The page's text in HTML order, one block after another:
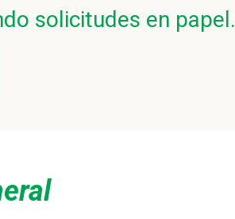
solicitudes en papel.